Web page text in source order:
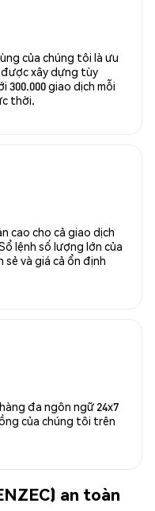
của chúng tôi là ưu
xây dựng tùy
giao dịch mỗi
thời.
cao cho cả giao dịch
lệnh số lượng lớn của
và giá cả ổn định
đa ngôn ngữ 24x7
của chúng tôi trên
an toàn